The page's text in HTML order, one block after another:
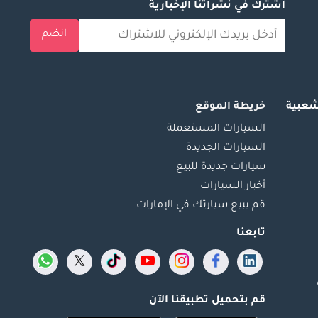
اشترك في نشراتنا الإخبارية
انضم
خريطة الموقع
السيارات المستعملة
السيارات الجديدة
سيارات جديدة للبيع
أخبار السيارات
قم ببيع سيارتك في الإمارات
تابعنا
قم بتحميل تطبيقنا الآن